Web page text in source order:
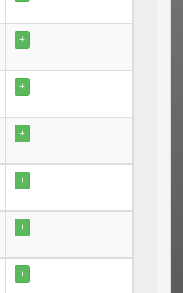
+
+
+
+
+
+